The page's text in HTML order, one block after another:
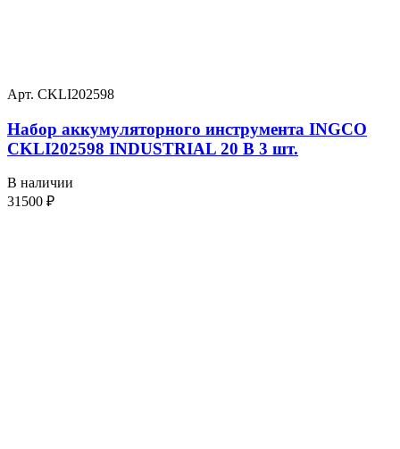
Арт. CKLI202598
Набор аккумуляторного инструмента INGCO
CKLI202598 INDUSTRIAL 20 В 3 шт.
В наличии
31500 ₽